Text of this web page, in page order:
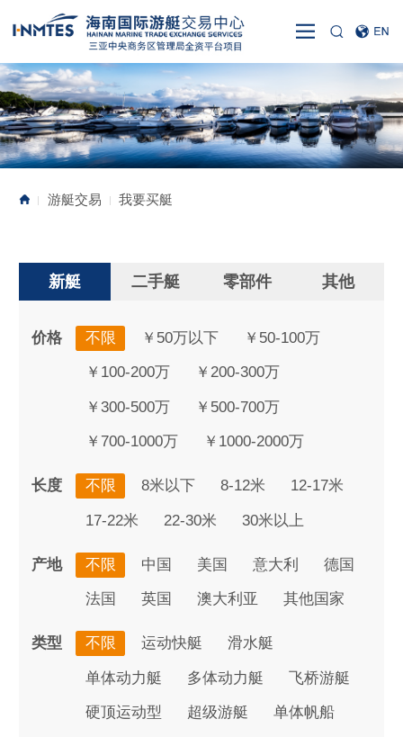
| 游艇交易 | 我要买艇
新艇 二手艇 零部件 其他
价格 不限 ￥50万以下 ￥50-100万
￥100-200万 ￥200-300万
￥300-500万 ￥500-700万
￥700-1000万 ￥1000-2000万
长度 不限 8米以下 8-12米 12-17米
17-22米 22-30米 30米以上
产地 不限 中国 美国 意大利 德国
法国 英国 澳大利亚 其他国家
类型 不限 运动快艇 滑水艇
单体动力艇 多体动力艇 飞桥游艇
硬顶运动型 超级游艇 单体帆船